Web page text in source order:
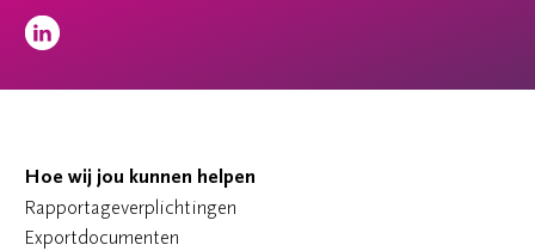
Hoe wij jou kunnen helpen
Rapportageverplichtingen
Exportdocumenten